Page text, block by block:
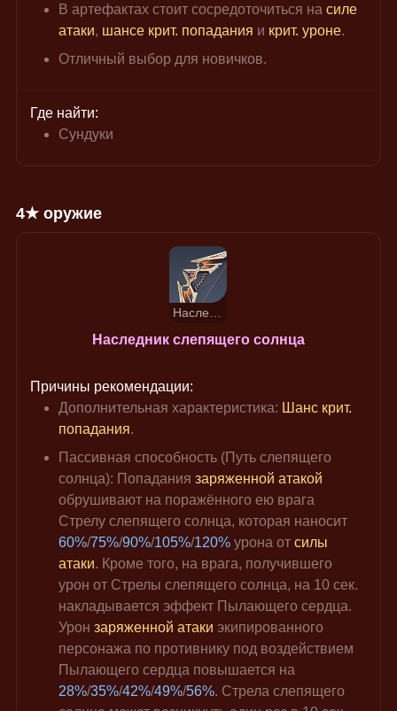
В артефактах стоит сосредоточиться на силе
атаки, шансе крит. попадания и крит. уроне.
Отличный выбор для новичков.
Где найти:
Сундуки
4★ оружие
Наследник слепящего солнца
Причины рекомендации:
Дополнительная характеристика: Шанс крит.
попадания.
Пассивная способность (Путь слепящего
солнца): Попадания заряженной атакой
обрушивают на поражённого ею врага
Стрелу слепящего солнца, которая наносит
60%/75%/90%/105%/120% урона от силы
атаки. Кроме того, на врага, получившего
урон от Стрелы слепящего солнца, на 10 сек.
накладывается эффект Пылающего сердца.
Урон заряженной атаки экипированного
персонажа по противнику под воздействием
Пылающего сердца повышается на
28%/35%/42%/49%/56%. Стрела слепящего